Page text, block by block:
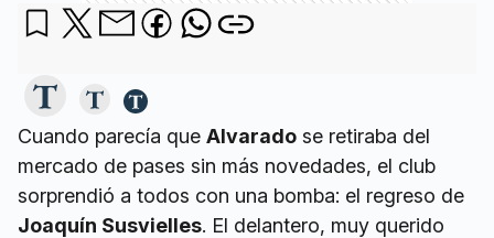
Cuando parecía que Alvarado se retiraba del
mercado de pases sin más novedades, el club
sorprendió a todos con una bomba: el regreso de
Joaquín Susvielles. El delantero, muy querido